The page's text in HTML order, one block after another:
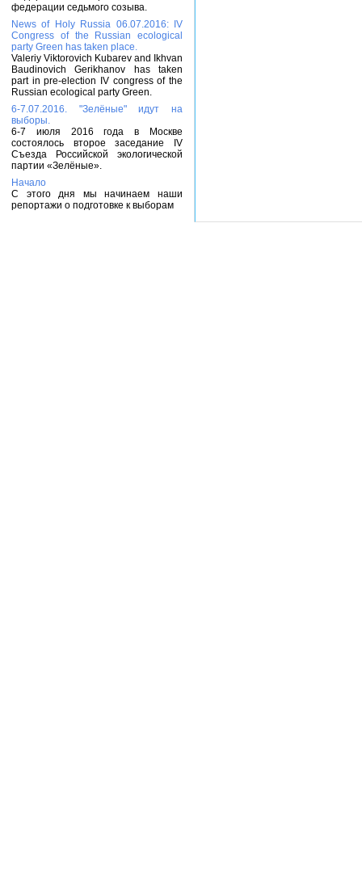
федерации седьмого созыва.
News of Holy Russia 06.07.2016: IV
Congress of the Russian ecological
party Green has taken place.
Valeriy Viktorovich Kubarev and Ikhvan
Baudinovich Gerikhanov has taken
part in pre-election IV congress of the
Russian ecological party Green.
6-7.07.2016. "Зелёные" идут на
выборы.
6-7 июля 2016 года в Москве
состоялось второе заседание IV
Съезда Российской экологической
партии «Зелёные».
Начало
С этого дня мы начинаем наши
репортажи о подготовке к выборам